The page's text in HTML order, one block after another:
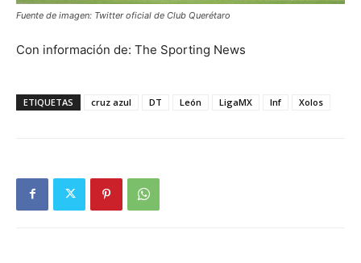
Fuente de imagen: Twitter oficial de Club Querétaro
Con información de: The Sporting News
ETIQUETAS cruz azul DT León LigaMX lnf Xolos